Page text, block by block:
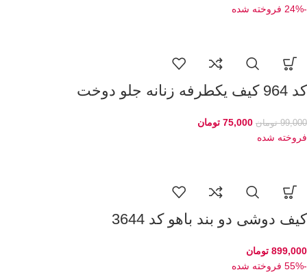
-24%
فروخته شده
کد 964 کیف یکطرفه زنانه جلو دوخت
99,000 تومان 75,000 تومان
فروخته شده
کیف دوشی دو بند باهو کد 3644
899,000 تومان
-55%
فروخته شده